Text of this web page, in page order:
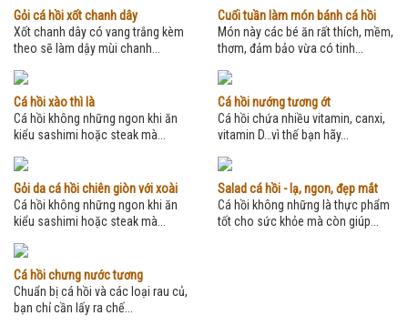
Gỏi cá hồi xốt chanh dây
Xốt chanh dây có vang trắng kèm
theo sẽ làm dậy mùi chanh...
Cuối tuần làm món bánh cá hồi
Món này các bé ăn rất thích, mềm,
thơm, đảm bảo vừa có tinh...
Cá hồi xào thì là
Cá hồi không những ngon khi ăn
kiểu sashimi hoặc steak mà...
Cá hồi nướng tương ớt
Cá hồi chứa nhiều vitamin, canxi,
vitamin D…vì thế bạn hãy...
Gỏi da cá hồi chiên giòn với xoài
Cá hồi không những ngon khi ăn
kiểu sashimi hoặc steak mà...
Salad cá hồi - lạ, ngon, đẹp mắt
Cá hồi không những là thực phẩm
tốt cho sức khỏe mà còn giúp...
Cá hồi chưng nước tương
Chuẩn bị cá hồi và các loại rau củ,
bạn chỉ cần lấy ra chế...